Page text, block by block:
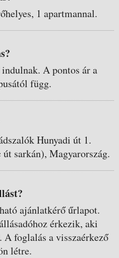
1 apartmannal.
A pontos ár a
függ.
Hunyadi út 1.
sarkán), Magyarország.
ajánlatkérő űrlapot.
érkezik, aki
foglalás a visszaérkező
létre.